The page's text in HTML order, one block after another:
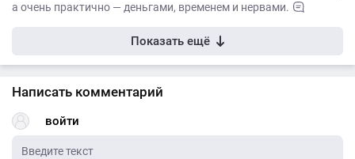
а очень практично — деньгами, временем и нервами.
Показать ещё
Написать комментарий
войти